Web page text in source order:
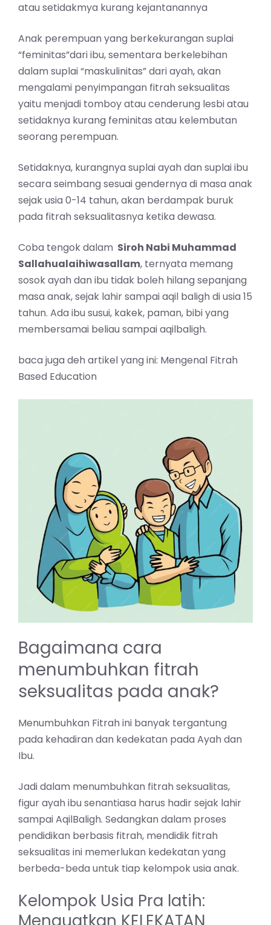
atau setidakmya kurang kejantanannya
Anak perempuan yang berkekurangan suplai
“feminitas”dari ibu, sementara berkelebihan
dalam suplai “maskulinitas” dari ayah, akan
mengalami penyimpangan fitrah seksualitas
yaitu menjadi tomboy atau cenderung lesbi atau
setidaknya kurang feminitas atau kelembutan
seorang perempuan.
Setidaknya, kurangnya suplai ayah dan suplai ibu
secara seimbang sesuai gendernya di masa anak
sejak usia 0-14 tahun, akan berdampak buruk
pada fitrah seksualitasnya ketika dewasa.
Coba tengok dalam Siroh Nabi Muhammad
Sallahualaihiwasallam, ternyata memang
sosok ayah dan ibu tidak boleh hilang sepanjang
masa anak, sejak lahir sampai aqil baligh di usia 15
tahun. Ada ibu susui, kakek, paman, bibi yang
membersamai beliau sampai aqilbaligh.
baca juga deh artikel yang ini: Mengenal Fitrah
Based Education
Bagaimana cara
menumbuhkan fitrah
seksualitas pada anak?
Menumbuhkan Fitrah ini banyak tergantung
pada kehadiran dan kedekatan pada Ayah dan
Ibu.
Jadi dalam menumbuhkan fitrah seksualitas,
figur ayah ibu senantiasa harus hadir sejak lahir
sampai AqilBaligh. Sedangkan dalam proses
pendidikan berbasis fitrah, mendidik fitrah
seksualitas ini memerlukan kedekatan yang
berbeda-beda untuk tiap kelompok usia anak.
Kelompok Usia Pra latih: